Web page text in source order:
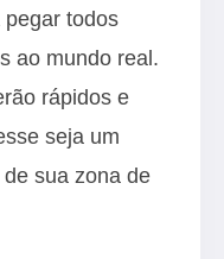
todos
ao mundo real.
rápidos e
seja um
sua zona de